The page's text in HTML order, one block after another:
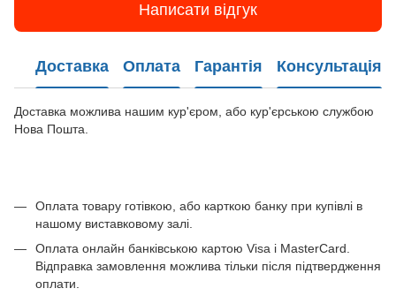
Написати відгук
Доставка Оплата Гарантія Консультація
Доставка можлива нашим кур'єром, або кур'єрською службою
Нова Пошта.
Оплата товару готівкою, або карткою банку при купівлі в
нашому виставковому залі.
Оплата онлайн банківською картою Visa і MasterCard.
Відправка замовлення можлива тільки після підтвердження
оплати.